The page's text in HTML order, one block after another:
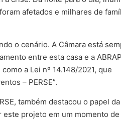
afetados e milhares de
o cenário. A Câmara está
entre esta casa e a
a Lei nº 14.148/2021, que
– PERSE”.
também destacou o papel da
este projeto em um momento